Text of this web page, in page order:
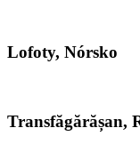
Lofoty, Nórsko
Transfăgărășan,